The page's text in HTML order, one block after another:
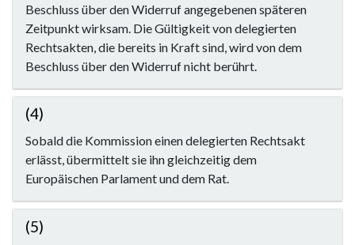
Beschluss über den Widerruf angegebenen späteren
Zeitpunkt wirksam. Die Gültigkeit von delegierten
Rechtsakten, die bereits in Kraft sind, wird von dem
Beschluss über den Widerruf nicht berührt.
(4)
Sobald die Kommission einen delegierten Rechtsakt
erlässt, übermittelt sie ihn gleichzeitig dem
Europäischen Parlament und dem Rat.
(5)